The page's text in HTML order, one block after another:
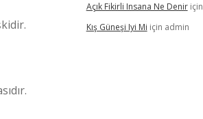
Açık Fikirli Insana Ne Deniriçin
Kış Güneşi Iyi Mi için admin